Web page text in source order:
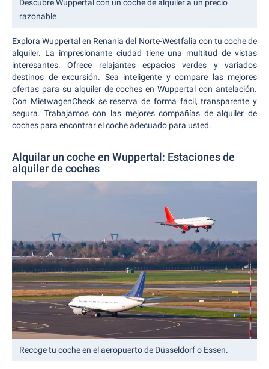
Descubre Wuppertal con un coche de alquiler a un precio
razonable
Explora Wuppertal en Renania del Norte-Westfalia con tu coche de
alquiler. La impresionante ciudad tiene una multitud de vistas
interesantes. Ofrece relajantes espacios verdes y variados
destinos de excursión. Sea inteligente y compare las mejores
ofertas para su alquiler de coches en Wuppertal con antelación.
Con MietwagenCheck se reserva de forma fácil, transparente y
segura. Trabajamos con las mejores compañías de alquiler de
coches para encontrar el coche adecuado para usted.
Alquilar un coche en Wuppertal: Estaciones de
alquiler de coches
Recoge tu coche en el aeropuerto de Düsseldorf o Essen.